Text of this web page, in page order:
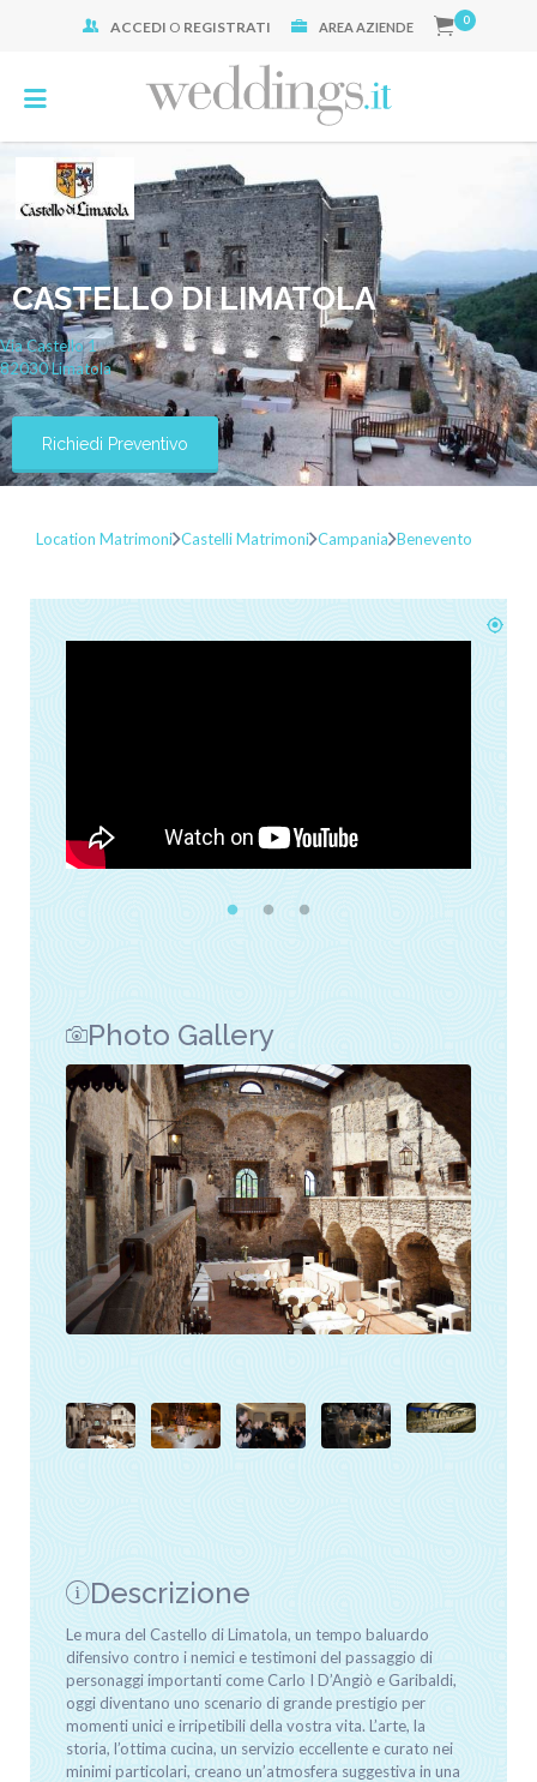
ACCEDI O REGISTRATI AREA AZIENDE 0
CASTELLO DI LIMATOLA
Via Castello1
82030Limatola
Richiedi Preventivo
Location Matrimoni Castelli Matrimoni Campania Benevento
Photo Gallery
Descrizione
Le mura del Castello di Limatola, un tempo baluardo
difensivo contro i nemici e testimoni del passaggio di
personaggi importanti come Carlo I D’Angiò e Garibaldi,
oggi diventano uno scenario di grande prestigio per
momenti unici e irripetibili della vostra vita. L’arte, la
storia, l’ottima cucina, un servizio eccellente e curato nei
minimi particolari, creano un’atmosfera suggestiva in una